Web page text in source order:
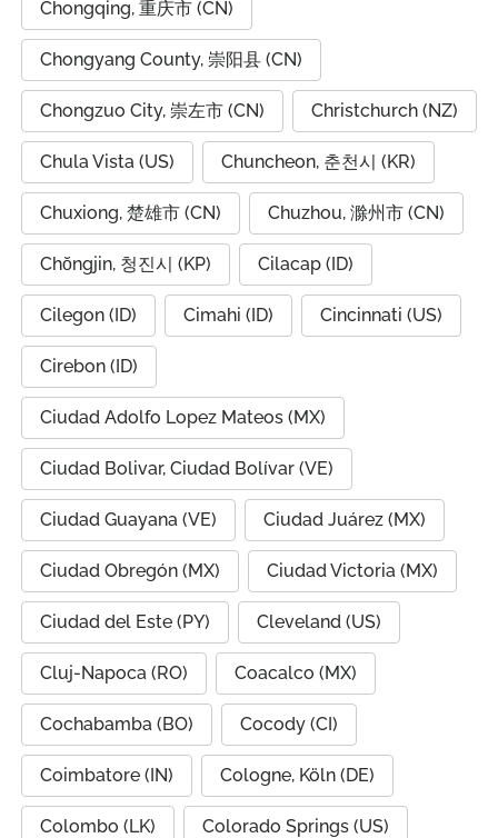
Chongqing, 重庆市 (CN)
Chongyang County, 崇阳县 (CN)
Chongzuo City, 崇左市 (CN) Christchurch (NZ)
Chula Vista (US) Chuncheon, 춘천시 (KR)
Chuxiong, 楚雄市 (CN) Chuzhou, 滁州市 (CN)
Chŏngjin, 청진시 (KP) Cilacap (ID)
Cilegon (ID) Cimahi (ID) Cincinnati (US)
Cirebon (ID)
Ciudad Adolfo Lopez Mateos (MX)
Ciudad Bolivar, Ciudad Bolívar (VE)
Ciudad Guayana (VE) Ciudad Juárez (MX)
Ciudad Obregón (MX) Ciudad Victoria (MX)
Ciudad del Este (PY) Cleveland (US)
Cluj-Napoca (RO) Coacalco (MX)
Cochabamba (BO) Cocody (CI)
Coimbatore (IN) Cologne, Köln (DE)
Colombo (LK) Colorado Springs (US)